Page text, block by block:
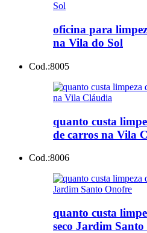
oficina para
na Vila do Sol
Cod.:8005
quanto custa
de carros na Vila
Cod.:8006
quanto custa
seco Jardim